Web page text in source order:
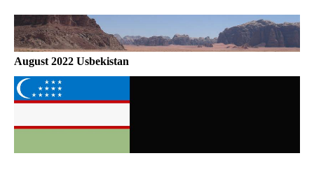
August 2022 Usbekistan